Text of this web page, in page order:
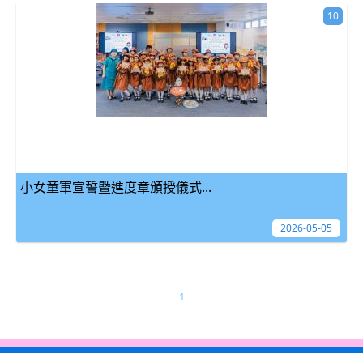
小女童軍宣誓暨進度章頒授儀式...
10
2026-05-05
1